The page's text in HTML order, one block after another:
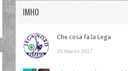
IMHO
Che cosa fa la Lega
29 Marzo 2017